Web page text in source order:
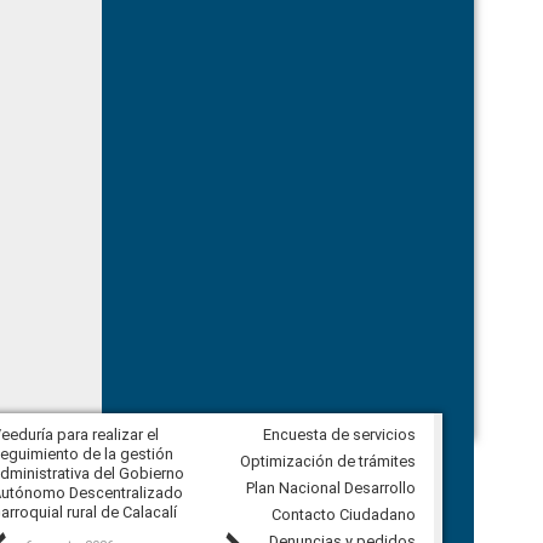
para realizar el
de la gestión
del Gobierno
Descentralizado
rural de Calacalí
Veeduría para vigilar los acuerdos,
derivados de la Audiencia Pública
comunidad Urbina, parroquia la
Carolina
Encuesta de servicios
Optimización de trámites
Plan Nacional Desarrollo
Contacto Ciudadano